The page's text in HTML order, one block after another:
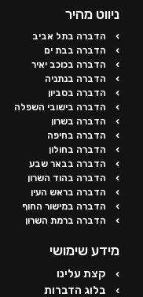
ניווט מהיר
הדברה בתל אביב
הדברה בבת ים
הדברה בכוכב יאיר
הדברה בנתניה
הדברה בסביון
הדברה בישובי השפלה
הדברה בשרון
הדברה בחיפה
הדברה בחולון
הדברה בבאר שבע
הדברה בהוד השרון
הדברה בראש העין
הדברה במישור החוף
הדברה ברמת השרון
מידע שימושי
קצת עלינו
בלוג הדברות